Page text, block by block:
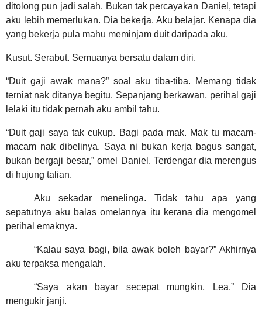
ditolong pun jadi salah. Bukan tak percayakan Daniel, tetapi
aku lebih memerlukan. Dia bekerja. Aku belajar. Kenapa dia
yang bekerja pula mahu meminjam duit daripada aku.
Kusut. Serabut. Semuanya bersatu dalam diri.
“Duit gaji awak mana?” soal aku tiba-tiba. Memang tidak
terniat nak ditanya begitu. Sepanjang berkawan, perihal gaji
lelaki itu tidak pernah aku ambil tahu.
“Duit gaji saya tak cukup. Bagi pada mak. Mak tu macam-
macam nak dibelinya. Saya ni bukan kerja bagus sangat,
bukan bergaji besar,” omel Daniel. Terdengar dia merengus
di hujung talian.
Aku sekadar menelinga. Tidak tahu apa yang
sepatutnya aku balas omelannya itu kerana dia mengomel
perihal emaknya.
“Kalau saya bagi, bila awak boleh bayar?” Akhirnya
aku terpaksa mengalah.
“Saya akan bayar secepat mungkin, Lea.” Dia
mengukir janji.